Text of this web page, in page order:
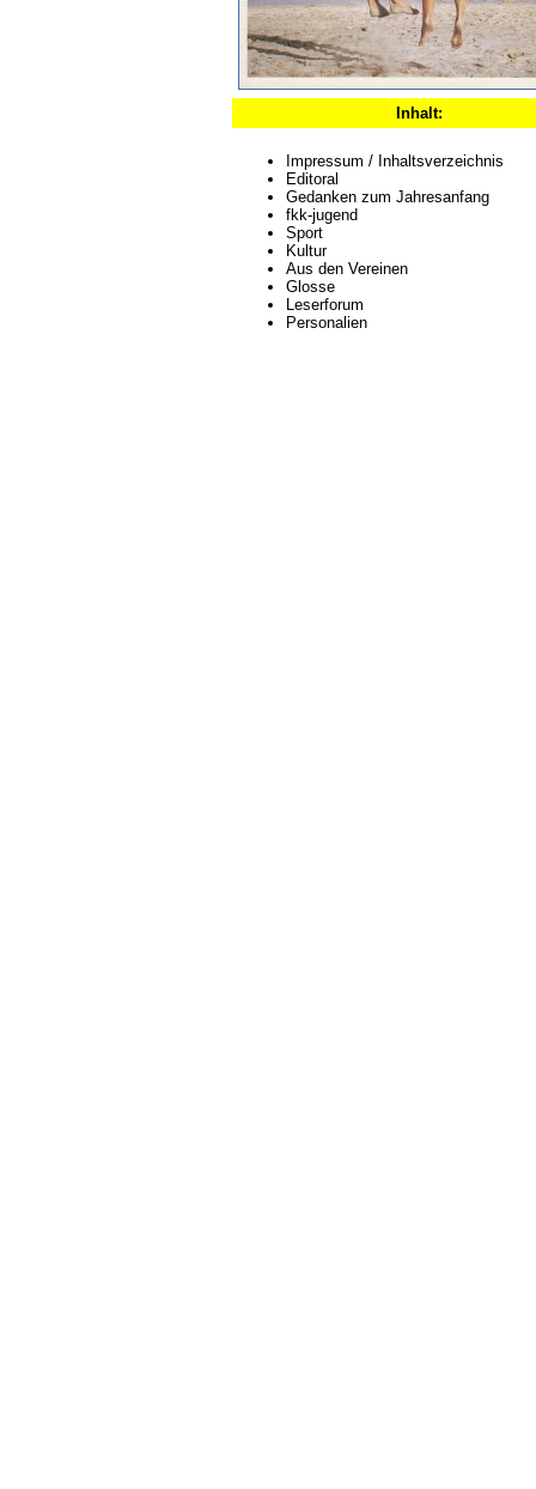
Inhalt:
Impressum / Inhaltsverzeichnis
Editoral
Gedanken zum Jahresanfang
fkk-jugend
Sport
Kultur
Aus den Vereinen
Glosse
Leserforum
Personalien